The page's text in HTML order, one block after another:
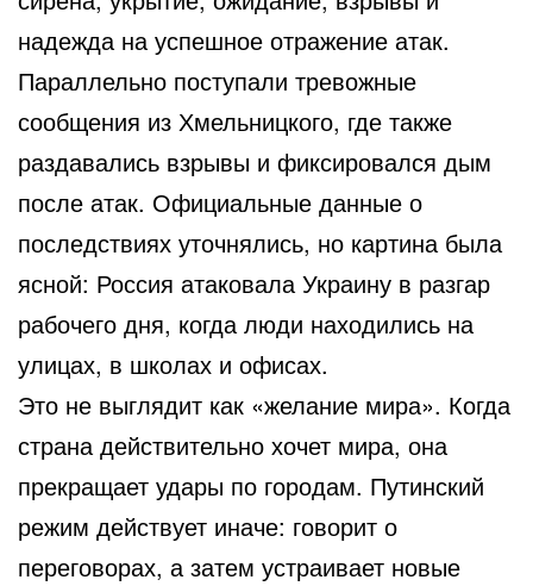
надежда на успешное отражение атак.
Параллельно поступали тревожные
сообщения из Хмельницкого, где также
раздавались взрывы и фиксировался дым
после атак. Официальные данные о
последствиях уточнялись, но картина была
ясной: Россия атаковала Украину в разгар
рабочего дня, когда люди находились на
улицах, в школах и офисах.
Это не выглядит как «желание мира». Когда
страна действительно хочет мира, она
прекращает удары по городам. Путинский
режим действует иначе: говорит о
переговорах, а затем устраивает новые